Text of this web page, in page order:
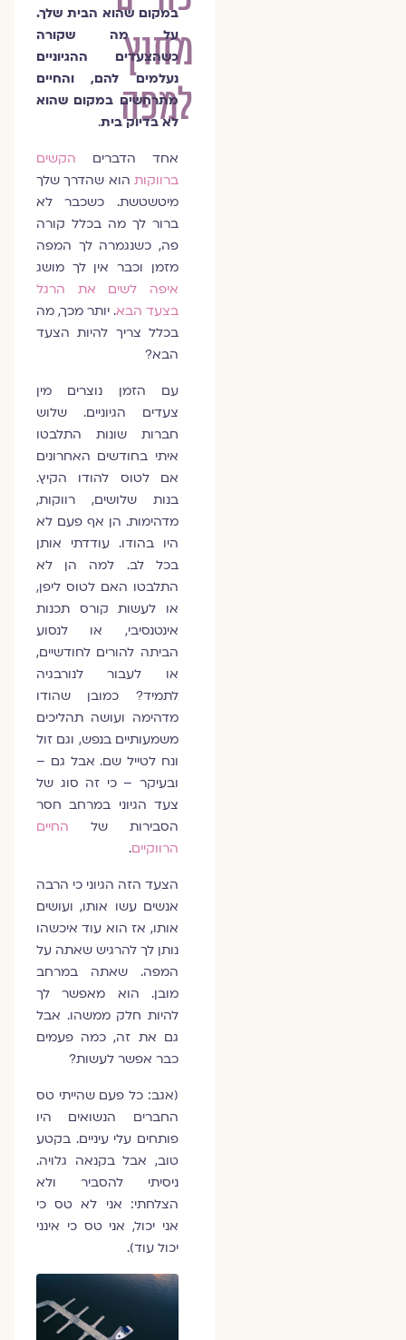
מחוץ
למפה
במקום שהוא הבית שלך.
על מה שקורה
כשהצעדים ההגיוניים
נעלמים להם, והחיים
מתרחשים במקום שהוא
לא בדיוק בית.
אחד הדברים
הקשים
ברווקותהוא שהדרך שלך
מיטשטשת. כשכבר לא
ברור לך מה בכלל קורה
פה, כשנגמרה לך המפה
מזמן וכבר אין לך מושג
איפה לשים את הרגל
בצעד הבא. יותר מכך, מה
בכלל צריך להיות הצעד
הבא?
עם הזמן נוצרים מין
צעדים הגיוניים. שלוש
חברות שונות התלבטו
איתי בחודשים האחרונים
אם לטוס להודו הקיץ.
בנות שלושים, רווקות,
מדהימות. הן אף פעם לא
היו בהודו. עודדתי אותן
בכל לב. למה הן לא
התלבטו האם לטוס ליפן,
או לעשות קורס תכנות
אינטנסיבי, או לנסוע
הביתה להורים לחודשיים,
או לעבור לנורבגיה
לתמיד? כמובן שהודו
מדהימה ועושה תהליכים
משמעותיים בנפש, וגם זול
ונח לטייל שם. אבל גם –
ובעיקר – כי זה סוג של
צעד הגיוני במרחב חסר
הסבירות של
החיים
הרווקיים.
הצעד הזה הגיוני כי הרבה
אנשים עשו אותו, ועושים
אותו, אז הוא עוד איכשהו
נותן לך להרגיש שאתה על
המפה. שאתה במרחב
מובן. הוא מאפשר לך
להיות חלק ממשהו. אבל
גם את זה, כמה פעמים
כבר אפשר לעשות?
(אגב: כל פעם שהייתי טס
החברים הנשואים היו
פותחים עלי עיניים. בקטע
טוב, אבל בקנאה גלויה.
ניסיתי להסביר ולא
הצלחתי: אני לא טס כי
אני יכול, אני טס כי אינני
יכול עוד).